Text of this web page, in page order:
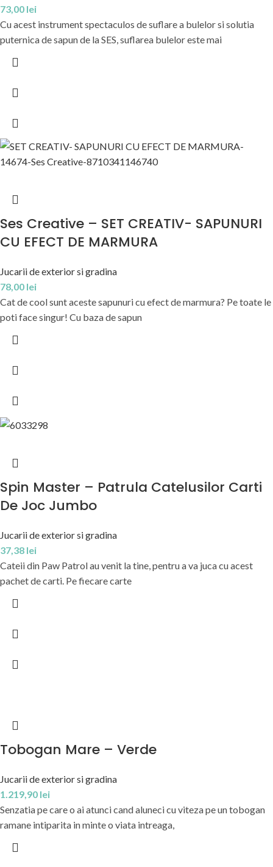
73,00 lei
Cu acest instrument spectaculos de suflare a bulelor si solutia
puternica de sapun de la SES, suflarea bulelor este mai
Ses Creative – SET CREATIV- SAPUNURI
CU EFECT DE MARMURA
Jucarii de exterior si gradina
78,00 lei
Cat de cool sunt aceste sapunuri cu efect de marmura? Pe toate le
poti face singur! Cu baza de sapun
Spin Master – Patrula Catelusilor Carti
De Joc Jumbo
Jucarii de exterior si gradina
37,38 lei
Cateii din Paw Patrol au venit la tine, pentru a va juca cu acest
pachet de carti. Pe fiecare carte
Tobogan Mare – Verde
Jucarii de exterior si gradina
1.219,90 lei
Senzatia pe care o ai atunci cand aluneci cu viteza pe un tobogan
ramane intiparita in minte o viata intreaga,